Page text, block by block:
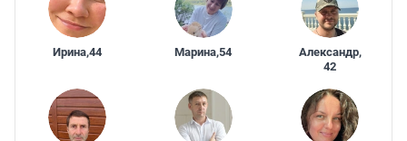
Ирина,44 Марина,54 Александр,
42